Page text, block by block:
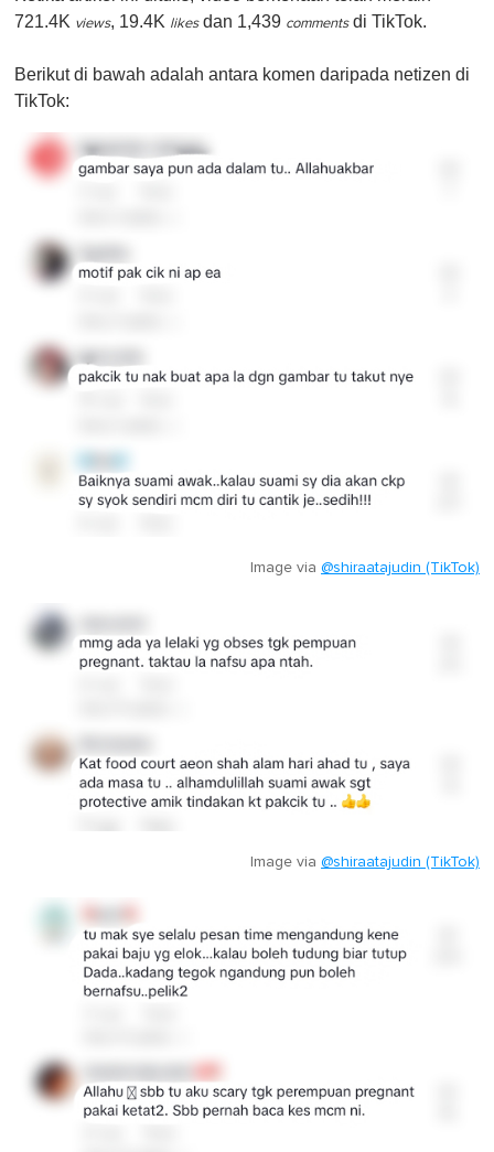
721.4K views, 19.4K likesdan 1,439 commentsdi TikTok.
Berikut di bawah adalah antara komen daripada netizen di
TikTok:
Image via @shiraatajudin (TikTok)
Image via @shiraatajudin (TikTok)